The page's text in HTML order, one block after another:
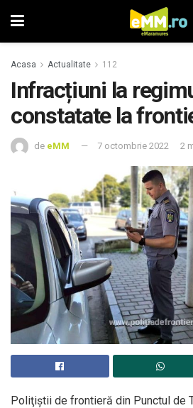
Acasa Actualitate 112
Infracțiuni la
constatate la
de eMM 7 octombrie 2022 2
Poliţiştii de frontieră din Punctul de